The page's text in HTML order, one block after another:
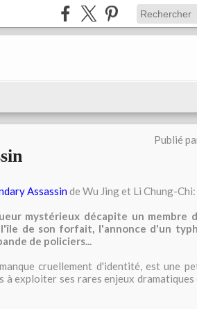
Publié
Assassinde Wu Jing et Li Chung-Chi:
mystérieux décapite un membre
de son forfait, l'annonce d'un
de policiers...
cruellement d'identité, est une
exploiter ses rares enjeux dramatiques